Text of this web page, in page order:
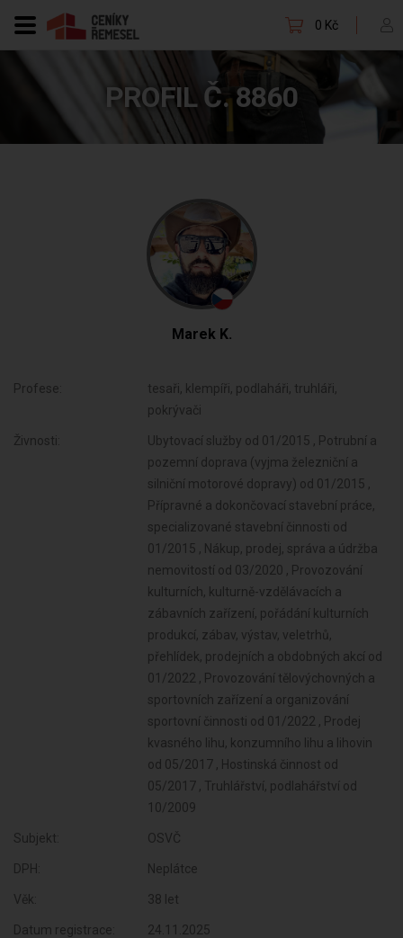
0 Kč
PROFIL Č. 8860
Marek K.
Profese:
tesaři, klempíři, podlaháři, truhláři,
pokrývači
Živnosti:
Ubytovací služby od 01/2015 , Potrubní a
pozemní doprava (vyjma železniční a
silniční motorové dopravy) od 01/2015 ,
Přípravné a dokončovací stavební práce,
specializované stavební činnosti od
01/2015 , Nákup, prodej, správa a údržba
nemovitostí od 03/2020 , Provozování
kulturních, kulturně-vzdělávacích a
zábavních zařízení, pořádání kulturních
produkcí, zábav, výstav, veletrhů,
přehlídek, prodejních a obdobných akcí od
01/2022 , Provozování tělovýchovných a
sportovních zařízení a organizování
sportovní činnosti od 01/2022 , Prodej
kvasného lihu, konzumního lihu a lihovin
od 05/2017 , Hostinská činnost od
05/2017 , Truhlářství, podlahářství od
10/2009
Subjekt: OSVČ
DPH: Neplátce
Věk: 38 let
Datum registrace: 24.11.2025